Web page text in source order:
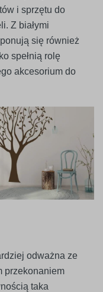
i sprzętu do
Z białymi
się również
spełnią rolę
akcesorium do
odważna ze
przekonaniem
taka